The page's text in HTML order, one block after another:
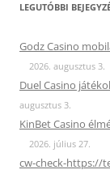
LEGUTÓBBI
Godz Casino
2026. augusztus 3.
Duel Casino
augusztus 3.
KinBet Casino
2026. július 27.
cw-check-https://